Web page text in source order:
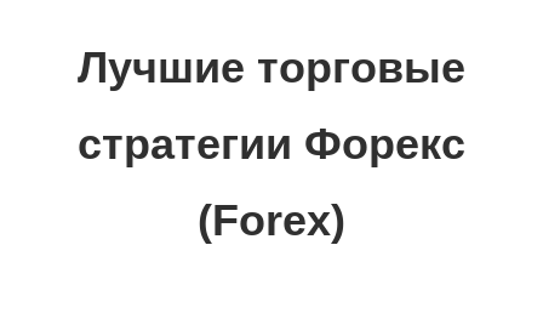
Лучшие торговые
стратегии Форекс
(Forex)